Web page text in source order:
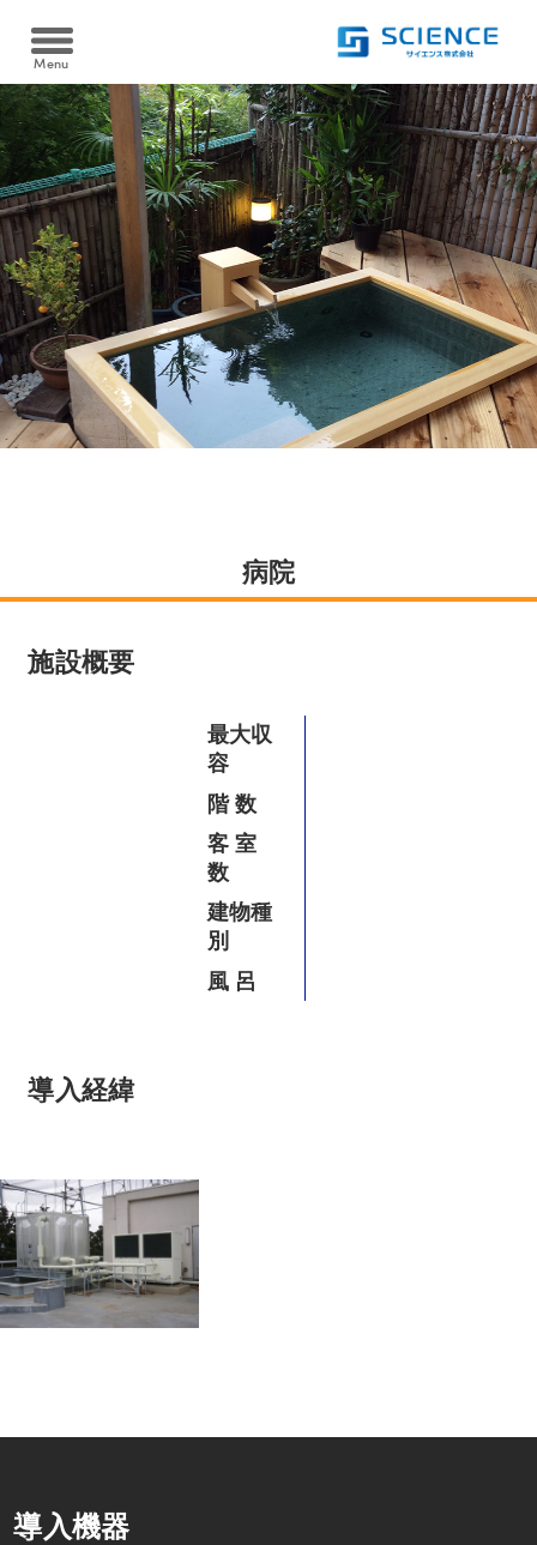
Menu
Heat pump
ヒートポンプ
空冷式同時取出 AWタイプ/空冷式給湯 AHタイプ
水冷式同時取出 WW-Fタイプ
水冷式高温循環 WSRタイプ
水熱源式ブライン冷却・給油同時取出 WHCタイプ
Cooltime24
クールタイム24
Filtration device
温浴・ろ過装置
砂ろ過自動逆洗浄 PRTシリーズ
カートリッジフィルター KJOシリーズ
電気ヒーター浴槽保温 SHSシリーズ
Case
導入実績
ろ過装置導入実績
FAQ
お任せください
風呂設計.com
ヒートポンプシステム
Heat pump system
新しい発想と技術で
お客様をサポートします
病院
施設概要
最大収
容
階 数
客 室
数
建物種
別
風 呂
導入経緯
導入機器